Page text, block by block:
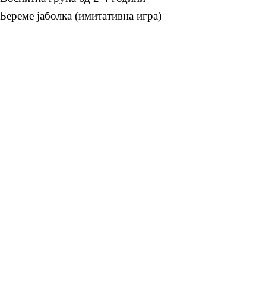
Береме јаболка (имитативна игра)